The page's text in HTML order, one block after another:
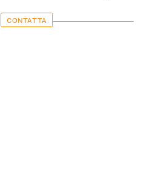
CONTATTA